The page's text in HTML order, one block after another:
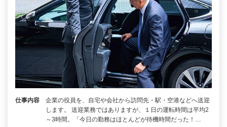
仕事内容
企業の役員を、自宅や会社から訪問先・駅・空港などへ送迎
します。 送迎業務ではありますが、１日の運転時間は平均2
～3時間。「今日の勤務はほとんどが待機時間だった！…